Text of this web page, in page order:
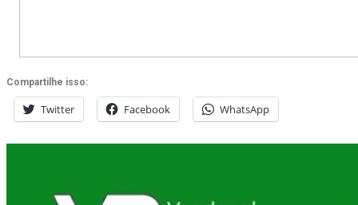
Compartilhe isso:
Twitter Facebook WhatsApp